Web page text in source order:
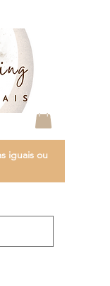
iguais ou